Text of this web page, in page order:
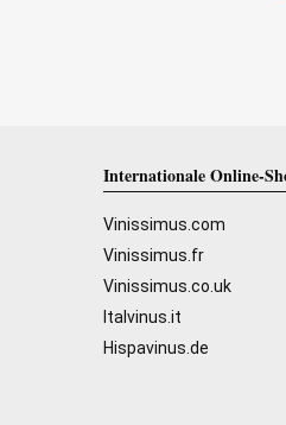
Internationale Online-
Vinissimus.com
Vinissimus.fr
Vinissimus.co.uk
Italvinus.it
Hispavinus.de